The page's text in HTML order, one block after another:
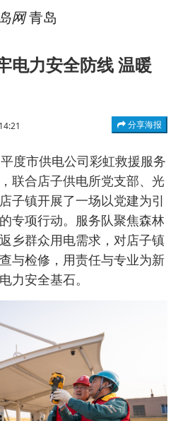
网青岛
电力安全防线 温暖
分享海报
度市供电公司彩虹救援服务
联合店子供电所党支部、光
子镇开展了一场以党建为引
专项行动。服务队聚焦森林
乡群众用电需求，对店子镇
与检修，用责任与专业为新
力安全基石。